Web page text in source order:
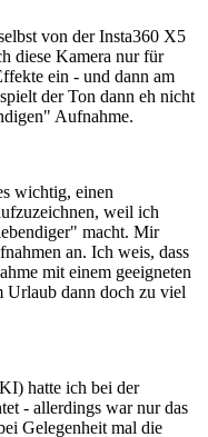
von der Insta360 X5
diese Kamera nur für
ein - und dann am
der Ton dann eh nicht
Aufnahme.
wichtig, einen
weil ich
macht. Mir
an. Ich weis, dass
mit einem geeigneten
Urlaub dann doch zu viel
hatte ich bei der
- allerdings war nur das
Gelegenheit mal die